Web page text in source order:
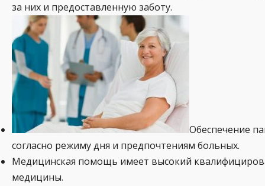
за них и предоставленную заботу.
Обеспечение
согласно режиму дня и предпочтениям больных.
Медицинская помощь имеет высокий
медицины.